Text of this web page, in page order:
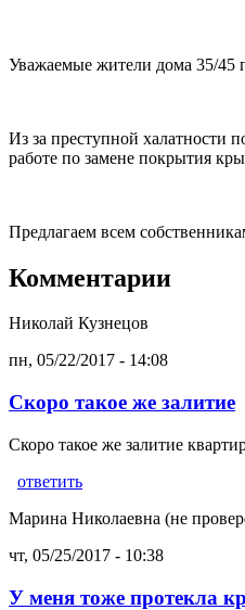
Уважаемые жители дома 35/45
Из за преступной халатности
работе по замене покрытия
Предлагаем всем
Комментарии
Николай Кузнецов
пн, 05/22/2017 - 14:08
Скоро такое же залитие
Скоро такое же залитие
ответить
Марина Николаевна (не
чт, 05/25/2017 - 10:38
У меня тоже протекла